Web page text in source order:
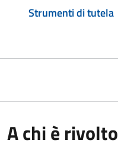
Strumenti di tutela
A chi è rivolto